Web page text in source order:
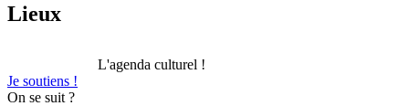
Lieux
L'agenda culturel !
Je soutiens !
On se suit ?